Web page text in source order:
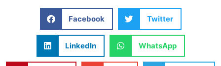
Facebook Twitter
LinkedIn WhatsApp